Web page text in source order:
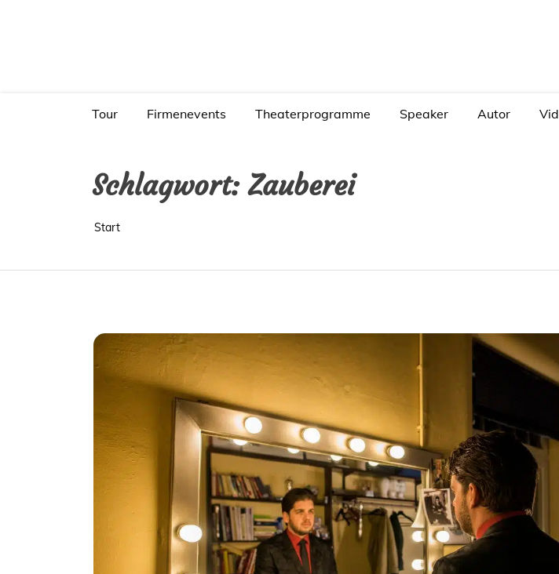
Tour
Firmenevents Theaterprogramme Speaker Autor
Schlagwort:Zauberei
Start